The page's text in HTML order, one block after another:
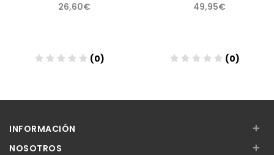
26,60€
(0)
49,95€
(0)
INFORMACIÓN +
NOSOTROS +